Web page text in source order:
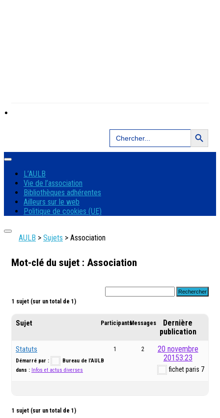
Search
for:
Search Button
L’AULB
Vie de l’association
Bibliothèques adhérentes
Ailleurs sur le web
Politique de cookies (UE)
AULB > Sujets > Association
Mot-clé du sujet : Association
1 sujet (sur un total de 1)
Sujet ParticipantsMessages
Dernière
publication
Statuts
Démarré par :
Bureau de l’AULB
dans : Infos et actus diverses
1 2
20 novembre
20153:23
fichet paris 7
1 sujet (sur un total de 1)